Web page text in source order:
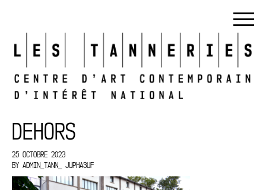
DEHORS
25 OCTOBRE 2023
BY ADMIN_TANN_ JUPHA3UF